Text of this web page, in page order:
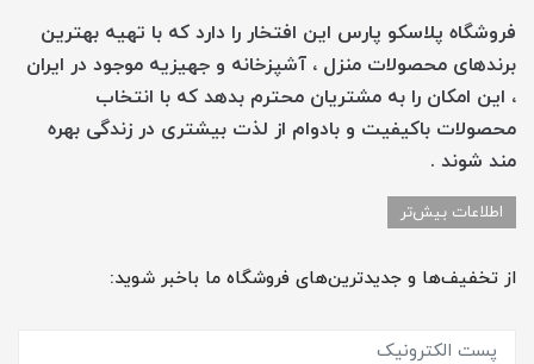
فروشگاه پلاسکو پارس این افتخار را دارد که با تهیه بهترین
برندهای محصولات منزل ، آشپزخانه و جهیزیه موجود در ایران
، این امکان را به مشتریان محترم بدهد که با انتخاب
محصولات باکیفیت و بادوام از لذت بیشتری در زندگی بهره
مند شوند .
اطلاعات بیش‌تر
از تخفیف‌ها و جدیدترین‌های فروشگاه ما باخبر شوید: